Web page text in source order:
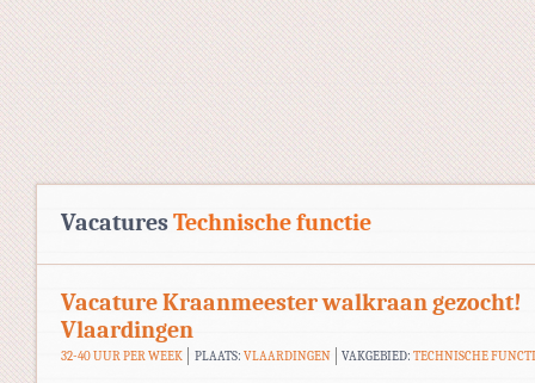
VacaturesTechnische functie
Vacature Kraanmeester walkraan gezocht!
Vlaardingen
32-40 UUR PER WEEK PLAATS: VLAARDINGEN VAKGEBIED:TECHNISCHE